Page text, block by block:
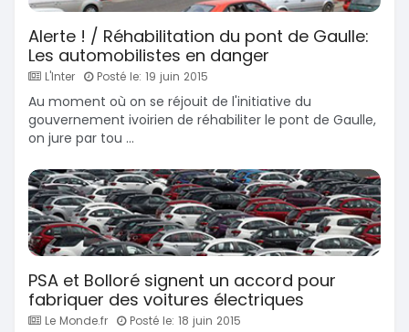
Alerte ! / Réhabilitation du pont de Gaulle:
Les automobilistes en danger
L'Inter Posté le: 19 juin 2015
Au moment où on se réjouit de l'initiative du
gouvernement ivoirien de réhabiliter le pont de Gaulle,
on jure par tou ...
PSA et Bolloré signent un accord pour
fabriquer des voitures électriques
Le Monde.fr Posté le: 18 juin 2015